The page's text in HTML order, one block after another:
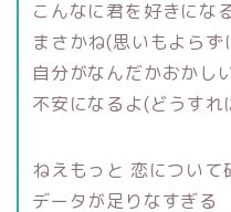
こんなに君を好きにな
まさかね(思いもよらず
自分がなんだかおかし
不安になるよ(どうす
ねえもっと 恋について
データが足りなすぎる